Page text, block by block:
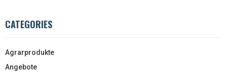
CATEGORIES
Agrarprodukte
Angebote